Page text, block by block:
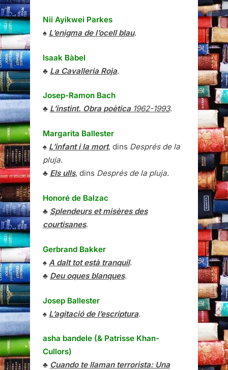
Nii Ayikwei Parkes
♠ L’enigma de l’ocell blau.
Isaak Bàbel
♣ La Cavalleria Roja.
Josep-Ramon Bach
♣ L’instint. Obra poètica1962-1993.
Margarita Ballester
♠ L’infant i la mort, dins Després de la
pluja.
♣ Els ulls, dins Després de la pluja.
Honoré de Balzac
♣ Splendeurs et misères des
courtisanes.
Gerbrand Bakker
♠ A dalt tot està tranquil.
♣ Deu oques blanques.
Josep Ballester
♠ L’agitació de l’escriptura.
asha bandele (& Patrisse Khan-
Cullors)
♣ Cuando te llaman terrorista: Una